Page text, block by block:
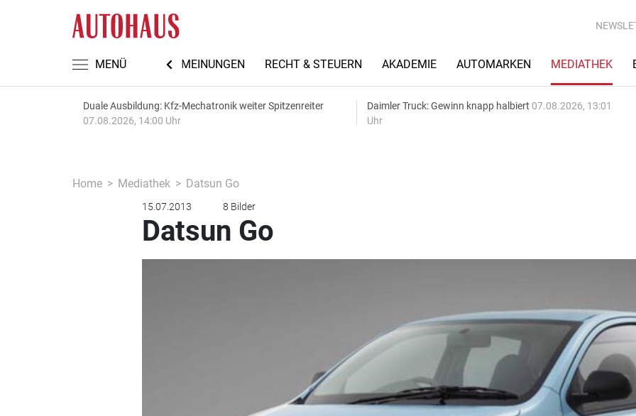
MENÜ
AUTOMECHANIKA 2026 MEINUNGEN RECHT & STEUERN AKADEMIE AUTOMARKEN MEDIATHEK
Duale Ausbildung: Kfz-Mechatronik weiter Spitzenreiter
07.08.2026, 14:00 Uhr
Daimler Truck: Gewinn knapp halbiert 07.08.2026, 13:01
Uhr
Home Mediathek Datsun Go
15.07.2013 8 Bilder
Datsun Go